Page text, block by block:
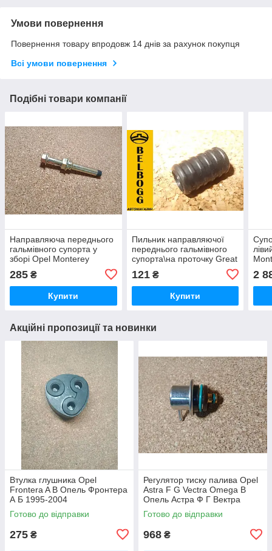
Умови повернення
Повернення товару впродовж 14 днів за рахунок покупця
Всі умови повернення
Подібні товари компанії
Направляюча переднього
гальмівного супорта у
зборі Opel Monterey
285 ₴
Купити
Пильник направляючої
переднього гальмівного
супорта\на проточку Great
Ховер
121₴
Купити
2
Акційні пропозиції та новинки
Втулка глушника Opel
Frontera A B Опель Фронтера
А Б 1995-2004
Готово до відправки
275 ₴
Регулятор тиску палива Opel
Astra F G Vectra Omega B
Опель Астра Ф Г Вектра
Омега
Готово до відправки
968 ₴